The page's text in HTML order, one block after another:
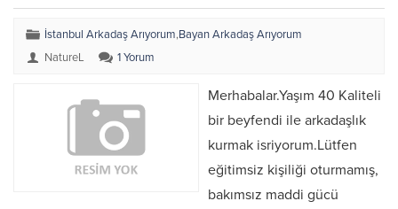
İstanbul Arkadaş Arıyorum,Bayan Arkadaş Arıyorum
NatureL
1 Yorum
Merhabalar.Yaşım 40 Kaliteli
bir beyfendi ile arkadaşlık
kurmak isriyorum.Lütfen
eğitimsiz kişiliği oturmamış,
bakımsız maddi gücü